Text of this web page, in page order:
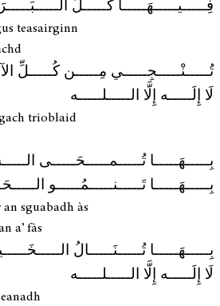
فِـــــيـــــهَـــــا كُـــــلُّ
teasairginn
تُـــــنْـــــجِـــــي مِـــــن كُـــــلِّ
لَا إِلَـــــه إِلَّا الـــــلـــــه
trioblaid
بِـــــهَـــــا تُـــــمـــــحَـــــى
بِـــــهَـــــا تَـــــنـــــمُـــــو
sguabadh às
a’ fàs
بِـــــهَـــــا تُـــــنَـــــالُ
لَا إِلَـــــه إِلَّا الـــــلـــــه